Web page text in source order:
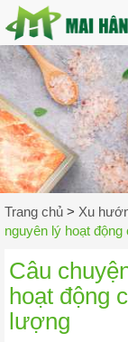
Trang chủ > Xu
nguyên lý hoạt
Câu
hoạt động
lượng